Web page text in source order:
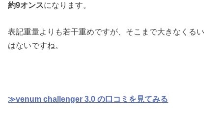
約9オンスになります。
表記重量よりも若干重めですが、そこまで大きなくるい
はないですね。
≫venum challenger 3.0 の口コミを見てみる